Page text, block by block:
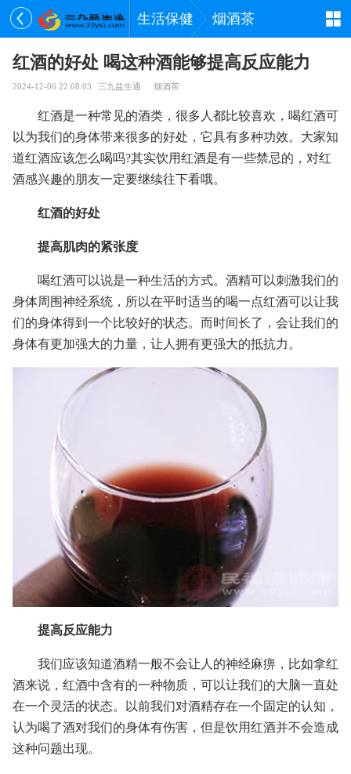
生活保健 烟酒茶
红酒的好处 喝这种酒能够提高反应能力
2024-12-06 22:08:03 三九益生通 烟酒茶
红酒是一种常见的酒类，很多人都比较喜欢，喝红酒可
以为我们的身体带来很多的好处，它具有多种功效。大家知
道红酒应该怎么喝吗?其实饮用红酒是有一些禁忌的，对红
酒感兴趣的朋友一定要继续往下看哦。
红酒的好处
提高肌肉的紧张度
喝红酒可以说是一种生活的方式。酒精可以刺激我们的
身体周围神经系统，所以在平时适当的喝一点红酒可以让我
们的身体得到一个比较好的状态。而时间长了，会让我们的
身体有更加强大的力量，让人拥有更强大的抵抗力。
提高反应能力
我们应该知道酒精一般不会让人的神经麻痹，比如拿红
酒来说，红酒中含有的一种物质，可以让我们的大脑一直处
在一个灵活的状态。以前我们对酒精存在一个固定的认知，
认为喝了酒对我们的身体有伤害，但是饮用红酒并不会造成
这种问题出现。